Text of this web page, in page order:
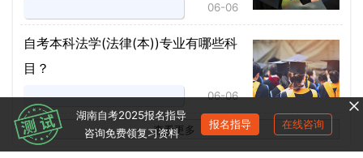
06-06
​自考本科法学(法律(本))专业有哪些科
目？
06-06
查看更多 >
湖南自考2025报名指导
咨询免费领复习资料
报名指导 在线咨询